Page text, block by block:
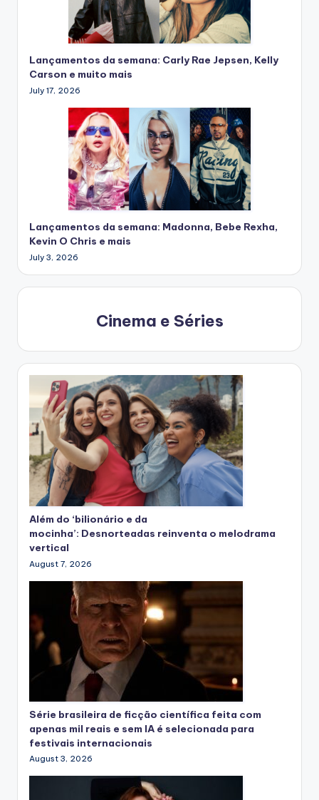
Lançamentos da semana: Carly Rae Jepsen, Kelly
Carson e muito mais
July 17, 2026
Lançamentos da semana: Madonna, Bebe Rexha,
Kevin O Chris e mais
July 3, 2026
Cinema e Séries
Além do ‘bilionário e da
mocinha’: Desnorteadas reinventa o melodrama
vertical
August 7, 2026
Série brasileira de ficção científica feita com
apenas mil reais e sem IA é selecionada para
festivais internacionais
August 3, 2026